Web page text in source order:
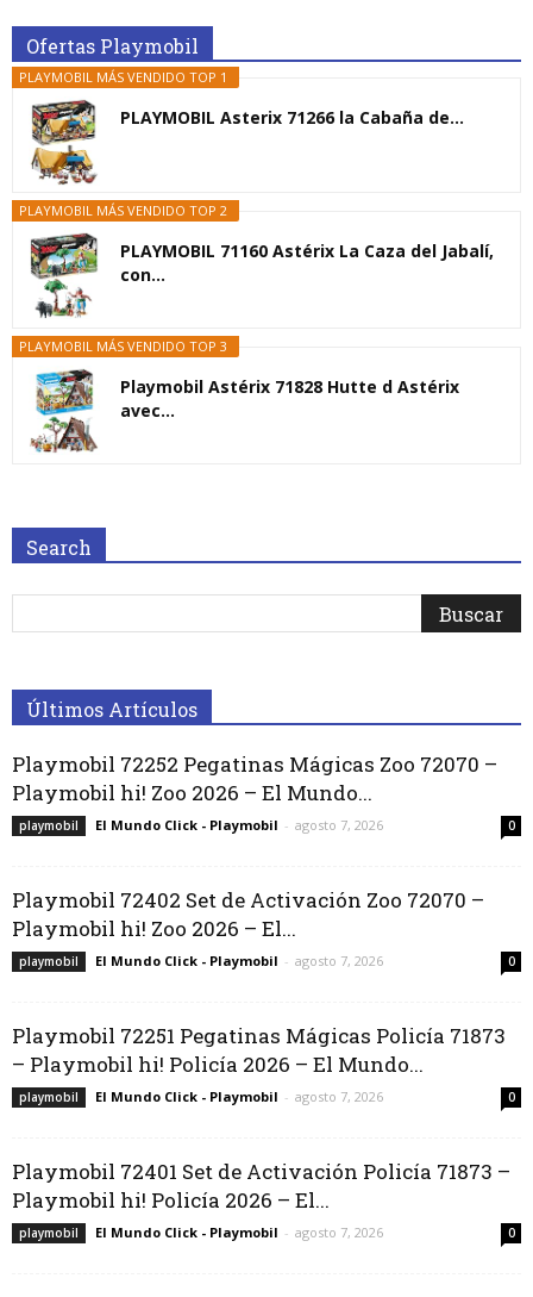
Ofertas Playmobil
PLAYMOBIL MÁS VENDIDO TOP 1
PLAYMOBIL Asterix 71266 la Cabaña de...
PLAYMOBIL MÁS VENDIDO TOP 2
PLAYMOBIL 71160 Astérix La Caza del Jabalí,
con...
PLAYMOBIL MÁS VENDIDO TOP 3
Playmobil Astérix 71828 Hutte d Astérix
avec...
Search
Últimos Artículos
Playmobil 72252 Pegatinas Mágicas Zoo 72070 –
Playmobil hi! Zoo 2026 – El Mundo...
playmobil El Mundo Click - Playmobil - agosto 7, 2026 0
Playmobil 72402 Set de Activación Zoo 72070 –
Playmobil hi! Zoo 2026 – El...
playmobil El Mundo Click - Playmobil - agosto 7, 2026 0
Playmobil 72251 Pegatinas Mágicas Policía 71873
– Playmobil hi! Policía 2026 – El Mundo...
playmobil El Mundo Click - Playmobil - agosto 7, 2026 0
Playmobil 72401 Set de Activación Policía 71873 –
Playmobil hi! Policía 2026 – El...
playmobil El Mundo Click - Playmobil - agosto 7, 2026 0